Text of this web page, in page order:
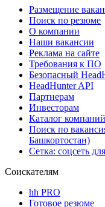
Размещение
Поиск по резюме
О компании
Наши вакансии
Реклама на сайте
Требования к ПО
Безопасный
HeadHunter API
Партнерам
Инвесторам
Каталог компаний
Поиск по
Башкортостан)
Сетка: соцсеть
Соискателям
hh PRO
Готовое резюме